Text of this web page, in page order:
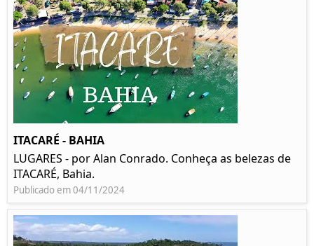
ITACARÉ - BAHIA
LUGARES - por Alan Conrado. Conheça as belezas de
ITACARÉ, Bahia.
Publicado em 04/11/2024